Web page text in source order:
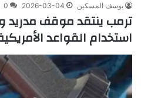
يوسف المسكين 2026-03-04
0
ترمب ينتقد موقف مدريد
استخدام القواعد